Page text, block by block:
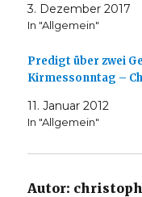
3. Dezember 2017
In "Allgemein"
Predigt über zwei
Kirmessonntag –
11. Januar 2012
In "Allgemein"
Autor: